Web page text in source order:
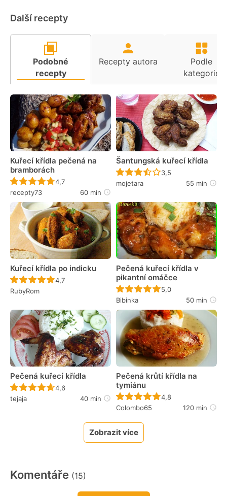
Další recepty
Podobné
recepty
Recepty autora
Podle
kategorie
Kuřecí křídla pečená na
bramborách
Recept ještě nebyl hodnocen
4,7
recepty73
60 min
Šantungská kuřecí křídla
Recept ještě nebyl
3,5
mojetara
55 min
Kuřecí křídla po indicku
Recept ještě nebyl hodnocen
4,7
RubyRom
Pečená kuřecí křídla v
pikantní omáčce
Recept ještě nebyl
5,0
Bibinka
50 min
Pečená kuřecí křídla
Recept ještě nebyl hodnocen
4,6
tejaja
40 min
Pečená krůtí křídla na
tymiánu
Recept ještě nebyl
4,8
Colombo65
120 min
Zobrazit více
Komentáře (15)